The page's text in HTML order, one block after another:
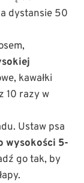
dystansie 50
kawałki
10 razy w
Ustaw psa
wysokości 5-
go tak, by